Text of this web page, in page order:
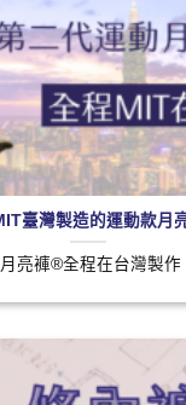
臺灣製造的運動款月
亮褲®全程在台灣製作